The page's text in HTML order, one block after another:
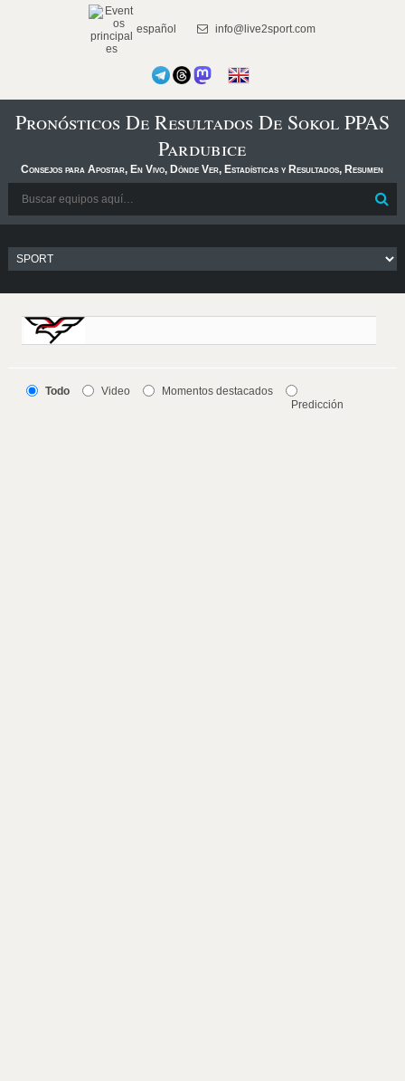
español info@live2sport.com
Pronósticos De Resultados De Sokol PPAS
Pardubice
Consejos para Apostar, En Vivo, Dónde Ver, Estadísticas y Resultados, Resumen
Todo Video
Momentos destacados
Predicción